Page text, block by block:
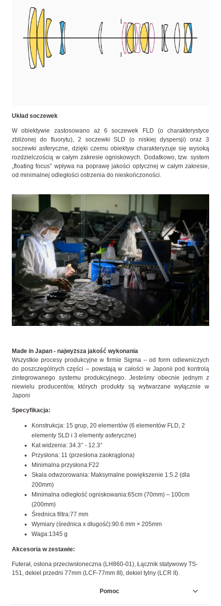
Układ soczewek
W obiektywie zastosowano aż 6 soczewek FLD (o charakterystyce
zbliżonej do fluorytu), 2 soczewki SLD (o niskiej dyspersji) oraz 3
soczewki asferyczne, dzięki czemu obiektyw charakteryzuje się wysoką
rozdzielczością w całym zakresie ogniskowych. Dodatkowo, tzw. system
„floating focus” wpływa na poprawę jakości optycznej w całym zakresie,
od minimalnej odległości ostrzenia do nieskończoności.
Made in Japan - najwyższa jakość wykonania
Wszystkie procesy produkcyjne w firmie Sigma – od form odlewniczych
do poszczególnych części – powstają w całości w Japonii pod kontrolą
zintegrowanego systemu produkcyjnego. Jesteśmy obecnie jednym z
niewielu producentów, których produkty są wytwarzane wyłącznie w
Japoni
Specyfikacja:
Konstrukcja: 15 grup, 20 elementów (6 elementów FLD, 2
elementy SLD i 3 elementy asferyczne)
Kat widzenia: 34.3° - 12.3°
Przysłona: 11 (przesłona zaokrąglona)
Minimalna przysłona:F22
Skala odwzorowania: Maksymalne powiększenie 1:5.2 (dla
200mm)
Minimalna odległość ogniskowania:65cm (70mm) – 100cm
(200mm)
Średnica filtra:77 mm
Wymiary (średnica x długość):90.6 mm × 205mm
Waga:1345 g
Akcesoria w zestawie:
Futerał, osłona przeciwsłoneczna (LH860-01), Łącznik statywowy TS-
151, dekiel przedni 77mm (LCF-77mm III), dekiel tylny (LCR II).
Pomoc